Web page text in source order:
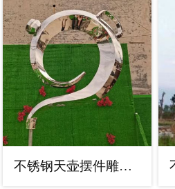
不锈钢天壶摆件雕塑，露天雕塑，园林景观天壶雕塑价格